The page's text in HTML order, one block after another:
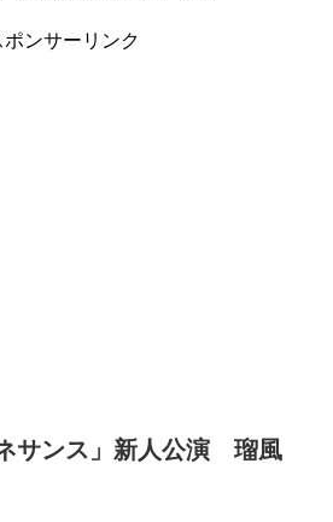
ポンサーリンク
サンス」新人公演 瑠風